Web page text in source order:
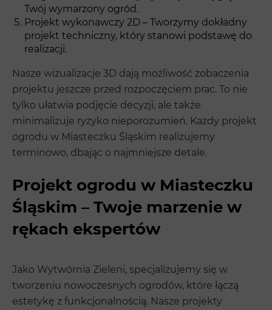
Twój wymarzony ogród.
Projekt wykonawczy 2D – Tworzymy dokładny
projekt techniczny, który stanowi podstawę do
realizacji.
Nasze wizualizacje 3D dają możliwość zobaczenia
projektu jeszcze przed rozpoczęciem prac. To nie
tylko ułatwia podjęcie decyzji, ale także
minimalizuje ryzyko nieporozumień. Każdy projekt
ogrodu w Miasteczku Śląskim realizujemy
terminowo, dbając o najmniejsze detale.
Projekt ogrodu w Miasteczku
Śląskim – Twoje marzenie w
rękach ekspertów
Jako Wytwórnia Zieleni, specjalizujemy się w
tworzeniu nowoczesnych ogrodów, które łączą
estetykę z funkcjonalnością. Nasze projekty